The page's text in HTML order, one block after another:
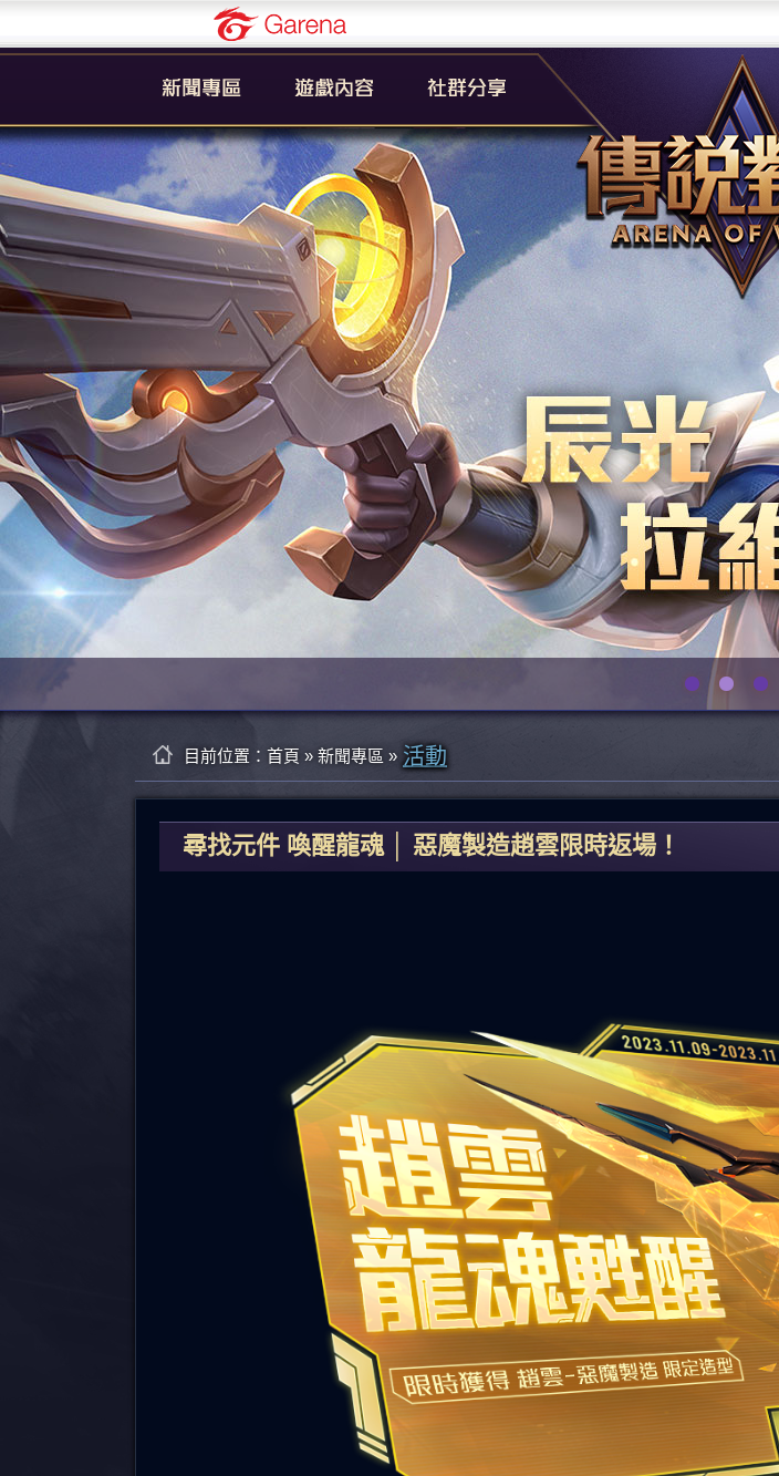
公告
活動
系統
賽事
教學
新手引導
遊戲簡介
英雄列表
裝備列表
奧義列表
挑戰者技能
官方粉絲團
YouTube
目前位置： 首頁 » 新聞專區 » 活動
尋找元件 喚醒龍魂 │ 惡魔製造趙雲限時返場！